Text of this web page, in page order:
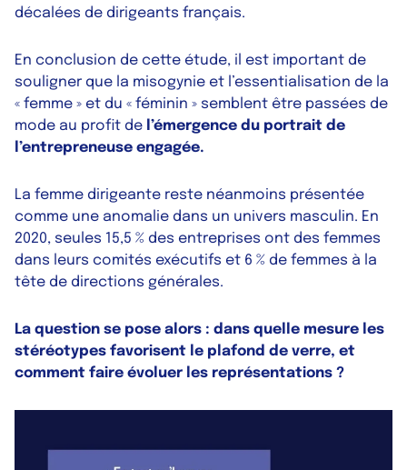
décalées de dirigeants français.
En conclusion de cette étude, il est important de
souligner que la misogynie et l’essentialisation de la
« femme » et du « féminin » semblent être passées de
mode au profit de l’émergence du portrait de
l’entrepreneuse engagée.
La femme dirigeante reste néanmoins présentée
comme une anomalie dans un univers masculin. En
2020, seules 15,5 % des entreprises ont des femmes
dans leurs comités exécutifs et 6 % de femmes à la
tête de directions générales.
La question se pose alors : dans quelle mesure les
stéréotypes favorisent le plafond de verre, et
comment faire évoluer les représentations ?